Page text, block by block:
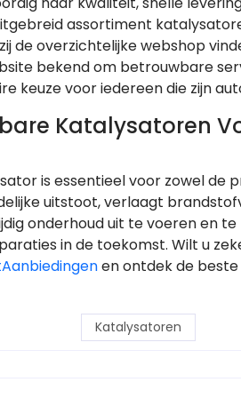
assortiment
de overzichtelijke webshop
bekend om betrouwbare
keuze voor iedereen die zijn
Katalysatoren
is essentieel voor zowel de
uitstoot, verlaagt
onderhoud uit te voeren en
in de toekomst. Wilt u
en ontdek de
Katalysatoren